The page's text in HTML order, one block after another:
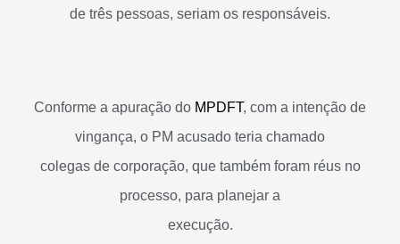
de três pessoas, seriam os responsáveis.
Conforme a apuração do MPDFT, com a intenção de
vingança, o PM acusado teria chamado
colegas de corporação, que também foram réus no
processo, para planejar a
execução.